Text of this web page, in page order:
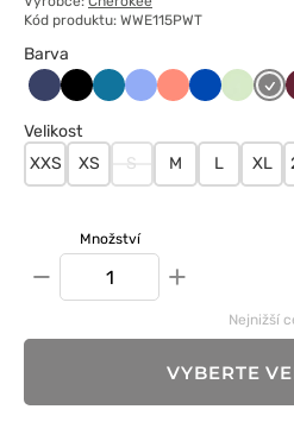
Kód produktu: WWE115PWT
Barva
CiemnyCzarnyKaraibskiKlasyczny
KoralowyKrólewski
Velikost
XXS
XS S M L XL
Množství
− +
Nejnižší
VYBERTE